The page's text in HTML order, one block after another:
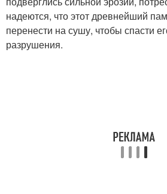
надеются, что этот древнейший
перенести на сушу, чтобы спасти
разрушения.